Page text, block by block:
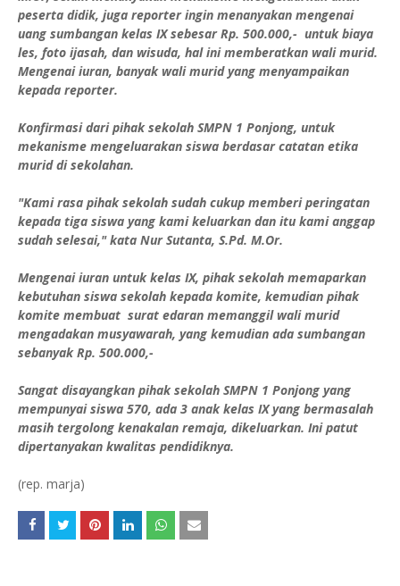
peserta didik, juga reporter ingin menanyakan mengenai
uang sumbangan kelas IX sebesar Rp. 500.000,- untuk biaya
les, foto ijasah, dan wisuda, hal ini memberatkan wali murid.
Mengenai iuran, banyak wali murid yang menyampaikan
kepada reporter.
Konfirmasi dari pihak sekolah SMPN 1 Ponjong, untuk
mekanisme mengeluarakan siswa berdasar catatan etika
murid di sekolahan.
"Kami rasa pihak sekolah sudah cukup memberi peringatan
kepada tiga siswa yang kami keluarkan dan itu kami anggap
sudah selesai," kata Nur Sutanta, S.Pd. M.Or.
Mengenai iuran untuk kelas IX, pihak sekolah memaparkan
kebutuhan siswa sekolah kepada komite, kemudian pihak
komite membuat surat edaran memanggil wali murid
mengadakan musyawarah, yang kemudian ada sumbangan
sebanyak Rp. 500.000,-
Sangat disayangkan pihak sekolah SMPN 1 Ponjong yang
mempunyai siswa 570, ada 3 anak kelas IX yang bermasalah
masih tergolong kenakalan remaja, dikeluarkan. Ini patut
dipertanyakan kwalitas pendidiknya.
(rep. marja)